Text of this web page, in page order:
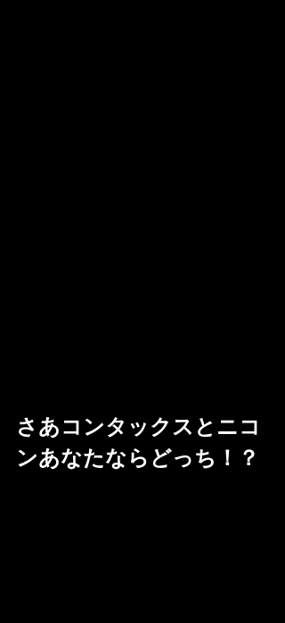
さあコンタックスとニコ
ンあなたならどっち！？